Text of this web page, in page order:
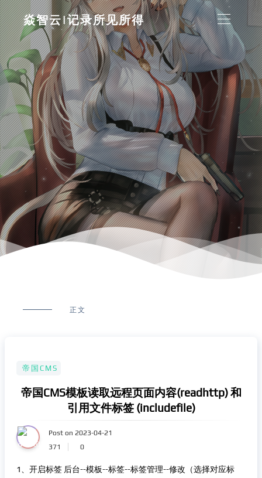
焱智云|记录所见所得
正文
帝国CMS
帝国CMS模板读取远程页面内容(readhttp) 和
引用文件标签 (includefile)
Post on 2023-04-21
371
0
1、开启标签 后台--模板--标签--标签管理--修改（选择对应标